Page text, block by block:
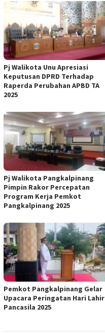
Pj Walikota Unu Apresiasi
Keputusan DPRD Terhadap
Raperda Perubahan APBD TA
2025
Pj Walikota Pangkalpinang
Pimpin Rakor Percepatan
Program Kerja Pemkot
Pangkalpinang 2025
Pemkot Pangkalpinang Gelar
Upacara Peringatan Hari Lahir
Pancasila 2025